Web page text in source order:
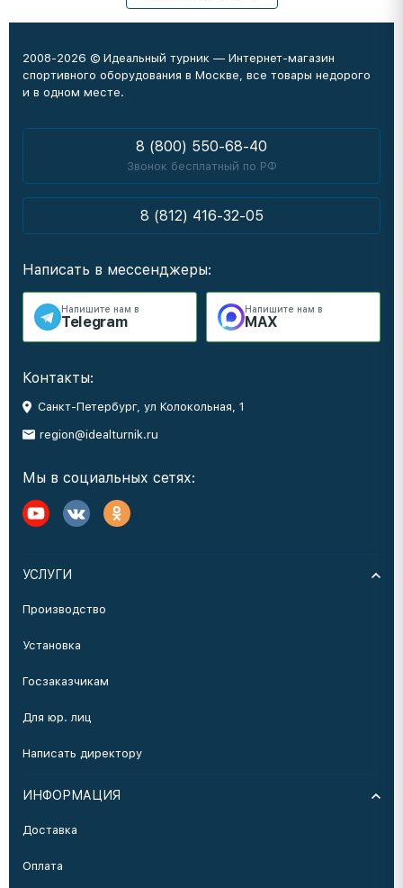
2008-2026 © Идеальный турник — Интернет-магазин
спортивного оборудования в Москве, все товары недорого
и в одном месте.
8 (800) 550-68-40
Звонок бесплатный по РФ
8 (812) 416-32-05
Написать в мессенджеры:
Напишите нам в
Telegram
Напишите нам в
MAX
Контакты:
Санкт-Петербург, ул Колокольная, 1
region@idealturnik.ru
Мы в социальных сетях:
УСЛУГИ
Производство
Установка
Госзаказчикам
Для юр. лиц
Написать директору
ИНФОРМАЦИЯ
Доставка
Оплата